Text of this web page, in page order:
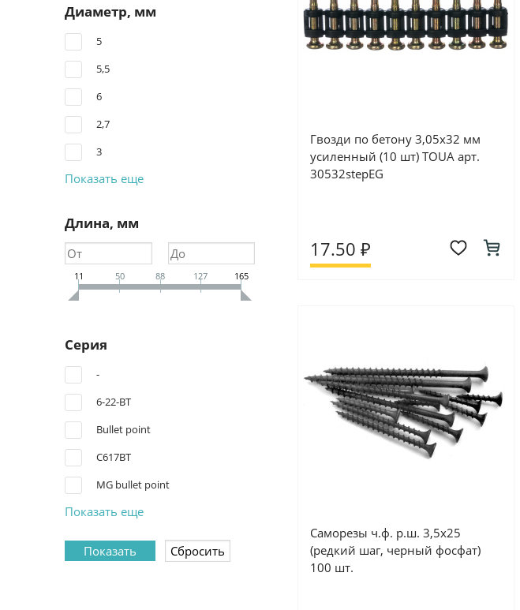
Диаметр, мм
5
5,5
6
2,7
3
Показать еще
Длина, мм
11 50 88 127 165
Серия
-
6-22-BT
Bullet point
C617BT
MG bullet point
Показать еще
Гвозди по бетону 3,05х32 мм
усиленный (10 шт) TOUA арт.
30532stepEG
17.50 ₽
Саморезы ч.ф. р.ш. 3,5х25
(редкий шаг, черный фосфат)
100 шт.